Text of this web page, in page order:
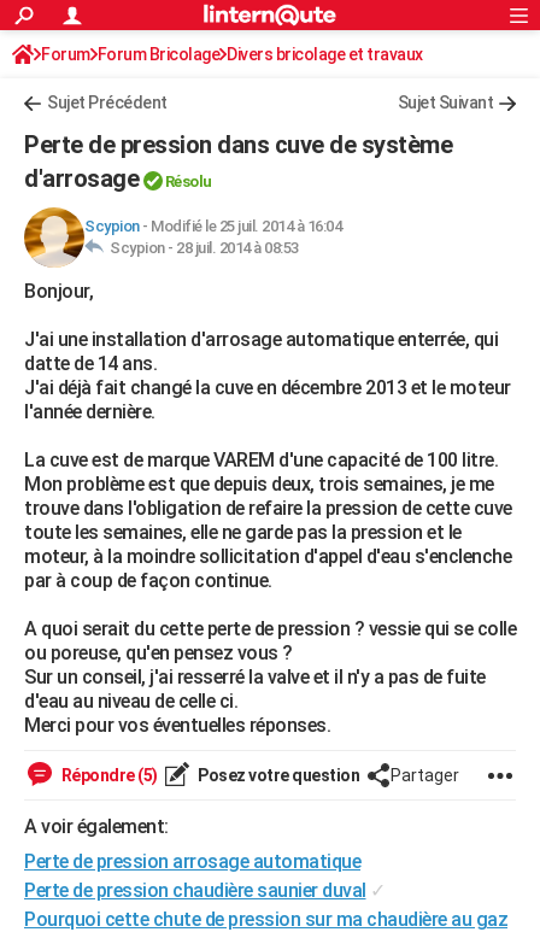
ACTUALITÉS
Politique
Société
Faits Divers
Education
Monde
Villes
+
Programme TV
TNTStreaming
Cinéma
Sorties cinéma
Musique
FINANCE
Retraite
Impôts
Epargne
Immobilier
Risques naturels par ville
Banque
Assurance
Crédit
AUTO
Essais
Réserver un essai
Citadines
Berlines
SUV
Forum auto
HIGH-TECH
Forum
Aménagement intérieur
Extérieur
Cuisine
Salle de bains
Jardinage
Rangement
WEEK-END
Guides de France
Escapades
Patrimoine
Expositions
Musées
Week-end nature
+LIFESTYLE
Art de vivre
Bien-être
Loisirs
Mode
Modes de vie
SANTE
Alimentation
Guide de la santé
Maladies
Médicaments
Sommeil
VOYAGE
Destinations
City break
Voyage nature
Voyage de noces
Forum
Climat
+PHOTO
GUIDES D'ACHAT
BONS PLANS
CARTE DE VOEUX
Carte de Noël
Carte Bonne année
Carte Saint-Valentin
Carte Pâques
Carte d'anniversaire
DICTIONNAIRE
COPAINS D'AVANT
S'inscrire
Se connecter
Lycées
Collèges
Primaires
Universités
Entreprises
Service militaire
Avis de recherche
AVIS DE DÉCÈS
Rechercher
S'inscrire
Connexion
Forum Forum Bricolage Divers bricolage et travaux
Sujet Précédent Sujet Suivant
Perte de pression dans cuve de système
d'arrosage
Résolu
Scypion- Modifié le 25 juil. 2014 à 16:04
Scypion - 28 juil. 2014 à 08:53
Bonjour,
J'ai une installation d'arrosage automatique enterrée, qui
datte de 14 ans.
J'ai déjà fait changé la cuve en décembre 2013 et le moteur
l'année dernière.
La cuve est de marque VAREM d'une capacité de 100 litre.
Mon problème est que depuis deux, trois semaines, je me
trouve dans l'obligation de refaire la pression de cette cuve
toute les semaines, elle ne garde pas la pression et le
moteur, à la moindre sollicitation d'appel d'eau s'enclenche
par à coup de façon continue.
A quoi serait du cette perte de pression ? vessie qui se colle
ou poreuse, qu'en pensez vous ?
Sur un conseil, j'ai resserré la valve et il n'y a pas de fuite
d'eau au niveau de celle ci.
Merci pour vos éventuelles réponses.
Répondre (5) Posez votre question Partager
A voir également:
Perte de pression arrosage automatique
Perte de pression chaudière saunier duval ✓
Pourquoi cette chute de pression sur ma chaudière au gaz